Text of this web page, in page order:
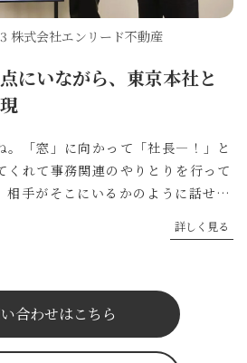
株式会社エンリード不動産
にいながら、東京本社と
。「窓」に向かって「社長―！」と
くれて事務関連のやりとりを行って
相手がそこにいるかのように話せる
愛もない会話も「窓」越しで話して
ように挨拶しているので、会社とし
良いと思っています。
詳しく見る
合わせはこちら